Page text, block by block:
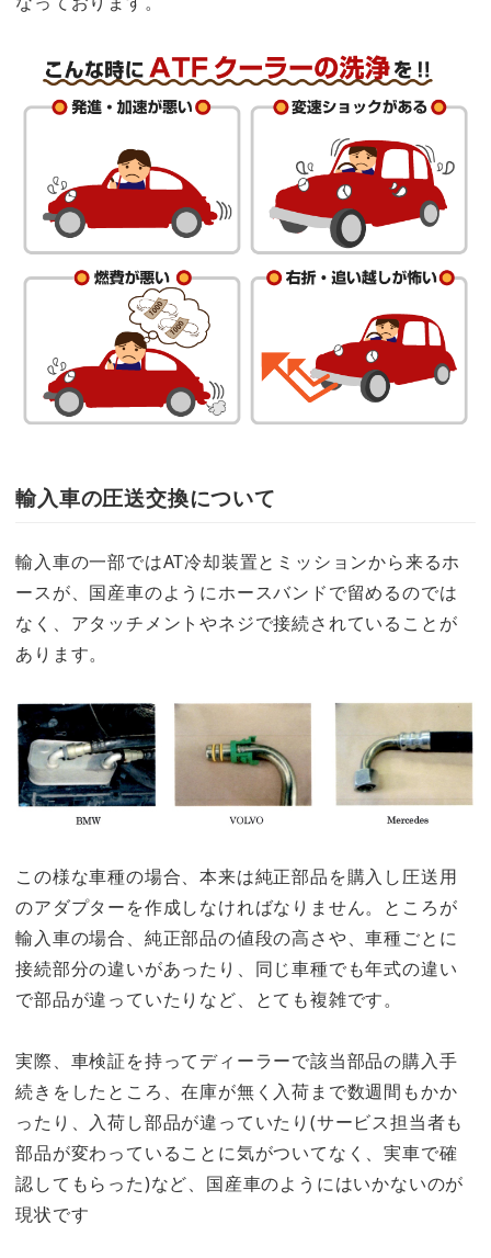
輸入車の圧送交換について
輸入車の一部ではAT冷却装置とミッションから来るホ
ースが、国産車のようにホースバンドで留めるのでは
なく、アタッチメントやネジで接続されていることが
あります。
この様な車種の場合、本来は純正部品を購入し圧送用
のアダプターを作成しなければなりません。ところが
輸入車の場合、純正部品の値段の高さや、車種ごとに
接続部分の違いがあったり、同じ車種でも年式の違い
で部品が違っていたりなど、とても複雑です。
実際、車検証を持ってディーラーで該当部品の購入手
続きをしたところ、在庫が無く入荷まで数週間もかか
ったり、入荷し部品が違っていたり(サービス担当者も
部品が変わっていることに気がついてなく、実車で確
認してもらった)など、国産車のようにはいかないのが
現状です